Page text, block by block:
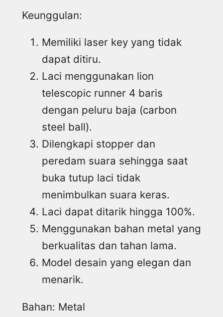
Keunggulan:
Memiliki laser key yang tidak
dapat ditiru.
Laci menggunakan lion
telescopic runner 4 baris
dengan peluru baja (carbon
steel ball).
Dilengkapi stopper dan
peredam suara sehingga saat
buka tutup laci tidak
menimbulkan suara keras.
Laci dapat ditarik hingga 100%.
Menggunakan bahan metal yang
berkualitas dan tahan lama.
Model desain yang elegan dan
menarik.
Bahan: Metal